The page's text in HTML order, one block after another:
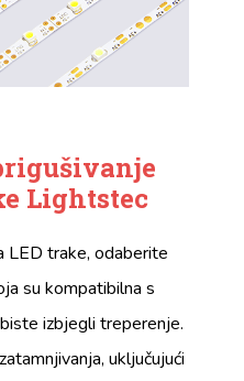
Lightstec
trake, odaberite
su kompatibilna s
izbjegli treperenje.
uključujući